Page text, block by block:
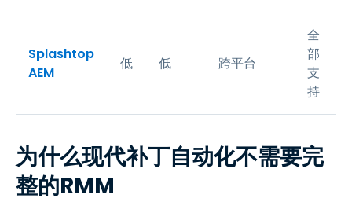
Splashtop
AEM
低 低 跨平台
全
部
支
持
为什么现代补丁自动化不需要完
整的RMM